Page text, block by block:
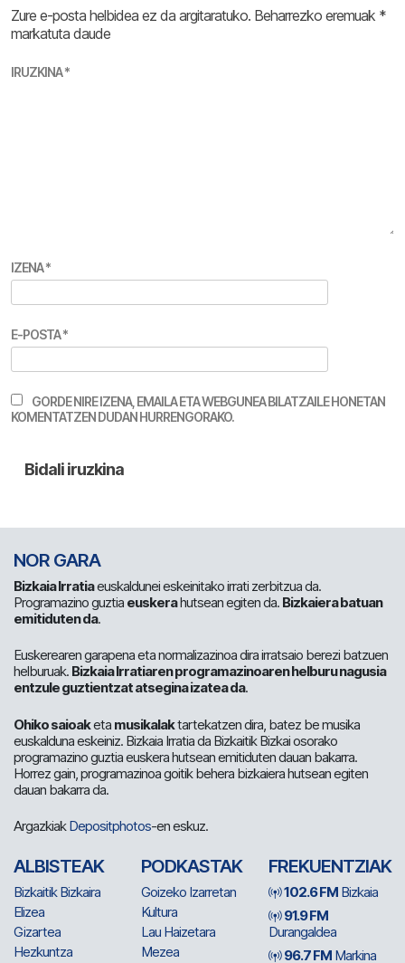
Zure e-posta helbidea ez da argitaratuko. Beharrezko eremuak *
markatuta daude
IRUZKINA*
IZENA*
E-POSTA*
GORDE NIRE IZENA, EMAILA ETA WEBGUNEA BILATZAILE HONETAN
KOMENTATZEN DUDAN HURRENGORAKO.
NOR GARA
Bizkaia Irratiaeuskaldunei eskeinitako irrati zerbitzua da.
Programazino guztia euskerahutsean egiten da. Bizkaiera batuan
emitiduten da.
Euskerearen garapena eta normalizazinoa dira irratsaio berezi batzuen
helburuak. Bizkaia Irratiaren programazinoaren helburu nagusia
entzule guztientzat atsegina izatea da.
Ohiko saioaketa musikalaktartekatzen dira, batez be musika
euskalduna eskeiniz. Bizkaia Irratia da Bizkaitik Bizkai osorako
programazino guztia euskera hutsean emitiduten dauan bakarra.
Horrez gain, programazinoa goitik behera bizkaiera hutsean egiten
dauan bakarra da.
ArgazkiakDepositphotos-en eskuz.
ALBISTEAK
Bizkaitik Bizkaira
Elizea
Gizartea
Hezkuntza
PODKASTAK
Goizeko Izarretan
Kultura
Lau Haizetara
Mezea
FREKUENTZIAK
102.6 FM Bizkaia
91.9 FM
Durangaldea
96.7 FM Markina